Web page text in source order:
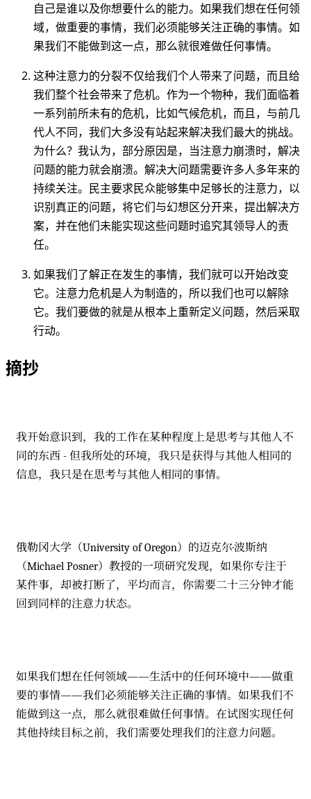
自己是谁以及你想要什么的能力。如果我们想在任何领
域，做重要的事情，我们必须能够关注正确的事情。如
果我们不能做到这一点，那么就很难做任何事情。
这种注意力的分裂不仅给我们个人带来了问题，而且给
我们整个社会带来了危机。作为一个物种，我们面临着
一系列前所未有的危机，比如气候危机，而且，与前几
代人不同，我们大多没有站起来解决我们最大的挑战。
为什么？我认为，部分原因是，当注意力崩溃时，解决
问题的能力就会崩溃。解决大问题需要许多人多年来的
持续关注。民主要求民众能够集中足够长的注意力，以
识别真正的问题，将它们与幻想区分开来，提出解决方
案，并在他们未能实现这些问题时追究其领导人的责
任。
如果我们了解正在发生的事情，我们就可以开始改变
它。注意力危机是人为制造的，所以我们也可以解除
它。我们要做的就是从根本上重新定义问题，然后采取
行动。
摘抄
我开始意识到，我的工作在某种程度上是思考与其他人不
同的东西 - 但我所处的环境，我只是获得与其他人相同的
信息，我只是在思考与其他人相同的事情。
俄勒冈大学（University of Oregon）的迈克尔·波斯纳
（Michael Posner）教授的一项研究发现，如果你专注于
某件事，却被打断了，平均而言，你需要二十三分钟才能
回到同样的注意力状态。
如果我们想在任何领域——生活中的任何环境中——做重
要的事情——我们必须能够关注正确的事情。如果我们不
能做到这一点，那么就很难做任何事情。在试图实现任何
其他持续目标之前，我们需要处理我们的注意力问题。